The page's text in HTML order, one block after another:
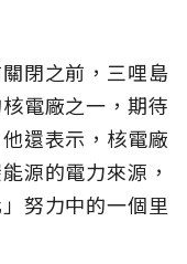
閉之前，三哩島
電廠之一，期待
還表示，核電廠
源的電力來源，
努力中的一個里